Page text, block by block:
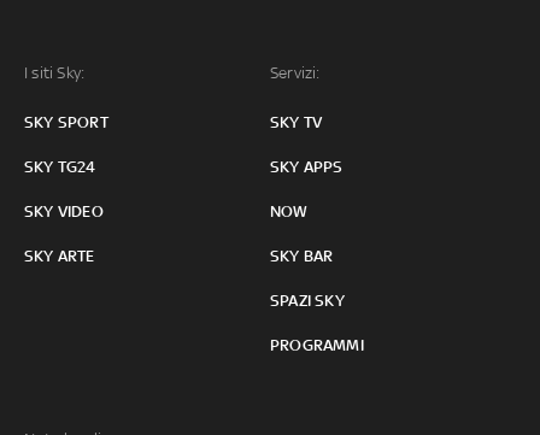
I siti Sky:
SKY SPORT
SKY TG24
SKY VIDEO
SKY ARTE
Servizi:
SKY TV
SKY APPS
NOW
SKY BAR
SPAZI SKY
PROGRAMMI